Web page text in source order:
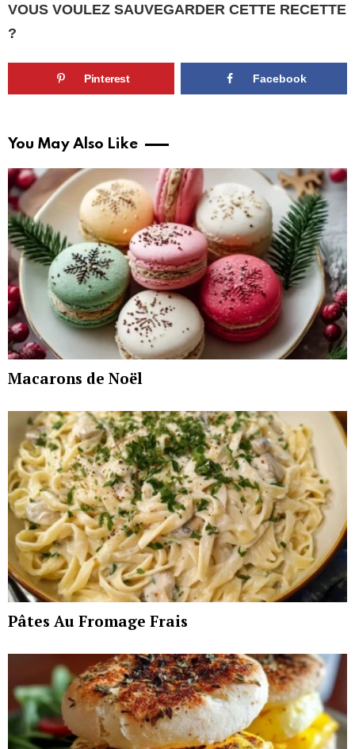
VOUS VOULEZ SAUVEGARDER CETTE RECETTE
?
Pinterest Facebook
You May Also Like
Macarons de Noël
Pâtes Au Fromage Frais